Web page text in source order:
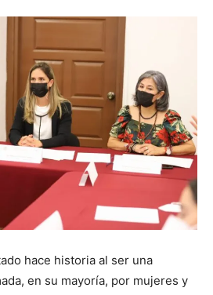
hace historia al ser una
en su mayoría, por mujeres y